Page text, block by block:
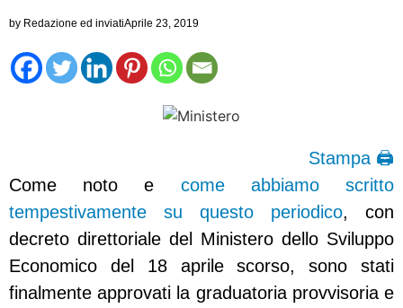
by Redazione ed inviatiAprile 23, 2019
Stampa 🖨
Come noto e come abbiamo scritto
tempestivamente su questo periodico, con
decreto direttoriale del Ministero dello Sviluppo
Economico del 18 aprile scorso, sono stati
finalmente approvati la graduatoria provvisoria e